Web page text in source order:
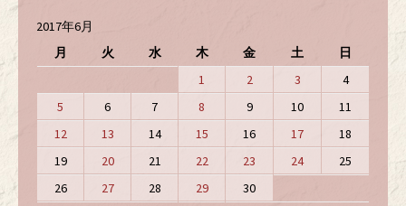
2017年6月
月
火 水 木 金 土 日
1 2 3
4
5
6 7 8 9 10
11
12
13 14 15 16 17
18
19
20 21 22 23 24
25
26
27 28 29 30